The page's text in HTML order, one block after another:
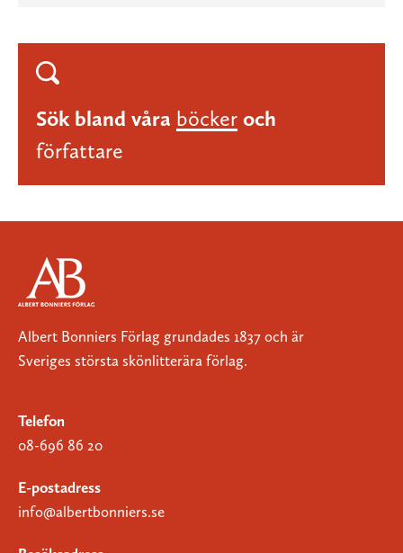
Sök bland våra böcker och
författare
Albert Bonniers Förlag grundades 1837 och är
Sveriges största skönlitterära förlag.
Telefon
08-696 86 20
E-postadress
info@albertbonniers.se